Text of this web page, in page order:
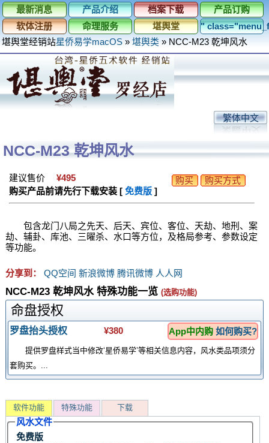
最新消息 产品介绍 档案下载
产品订购
软体注册
命理服务 堪舆堂
"
堪舆堂经销站星侨易学macOS » 堪舆类 » NCC-M23 乾坤风水
繁体中文
NCC-M23 乾坤风水
建议售价 ¥495 购买方式
购买
购买产品前请先行下载安装 [ 免费版]
包含龙门八局之先天、后天、宾位、客位、天劫、地刑、案
劫、辅卦、库池、三曜杀、水口等方位，及格局参考、参数设定
等功能。
分享到： QQ空间 新浪微博 腾讯微博 人人网
NCC-M23 乾坤风水 特殊功能一览 (选购功能)
命盘授权
罗盘抬头授权 ¥380 App中内购 如何购买?
提供罗盘样式当中修改‘星侨易学’等相关信息内容，风水类品项须分
套购买。...
软件功能 特殊功能 下载
风水文件
免费版